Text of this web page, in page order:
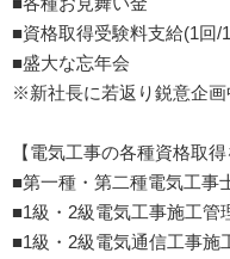
■資格取得受験料支給(1回/
■盛大な忘年会
※新社長に若返り鋭意企
【電気工事の各種資格取得
■第一種・第二種電気工事
■1級・2級電気工事施工管
■1級・2級電気通信工事施